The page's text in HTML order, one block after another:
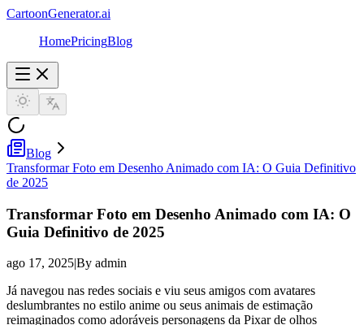
CartoonGenerator.ai
HomePricingBlog
Blog
Transformar Foto em Desenho Animado com IA: O Guia Definitivo
de 2025
Transformar Foto em Desenho Animado com IA: O
Guia Definitivo de 2025
ago 17, 2025|By admin
Já navegou nas redes sociais e viu seus amigos com avatares
deslumbrantes no estilo anime ou seus animais de estimação
reimaginados como adoráveis personagens da Pixar de olhos